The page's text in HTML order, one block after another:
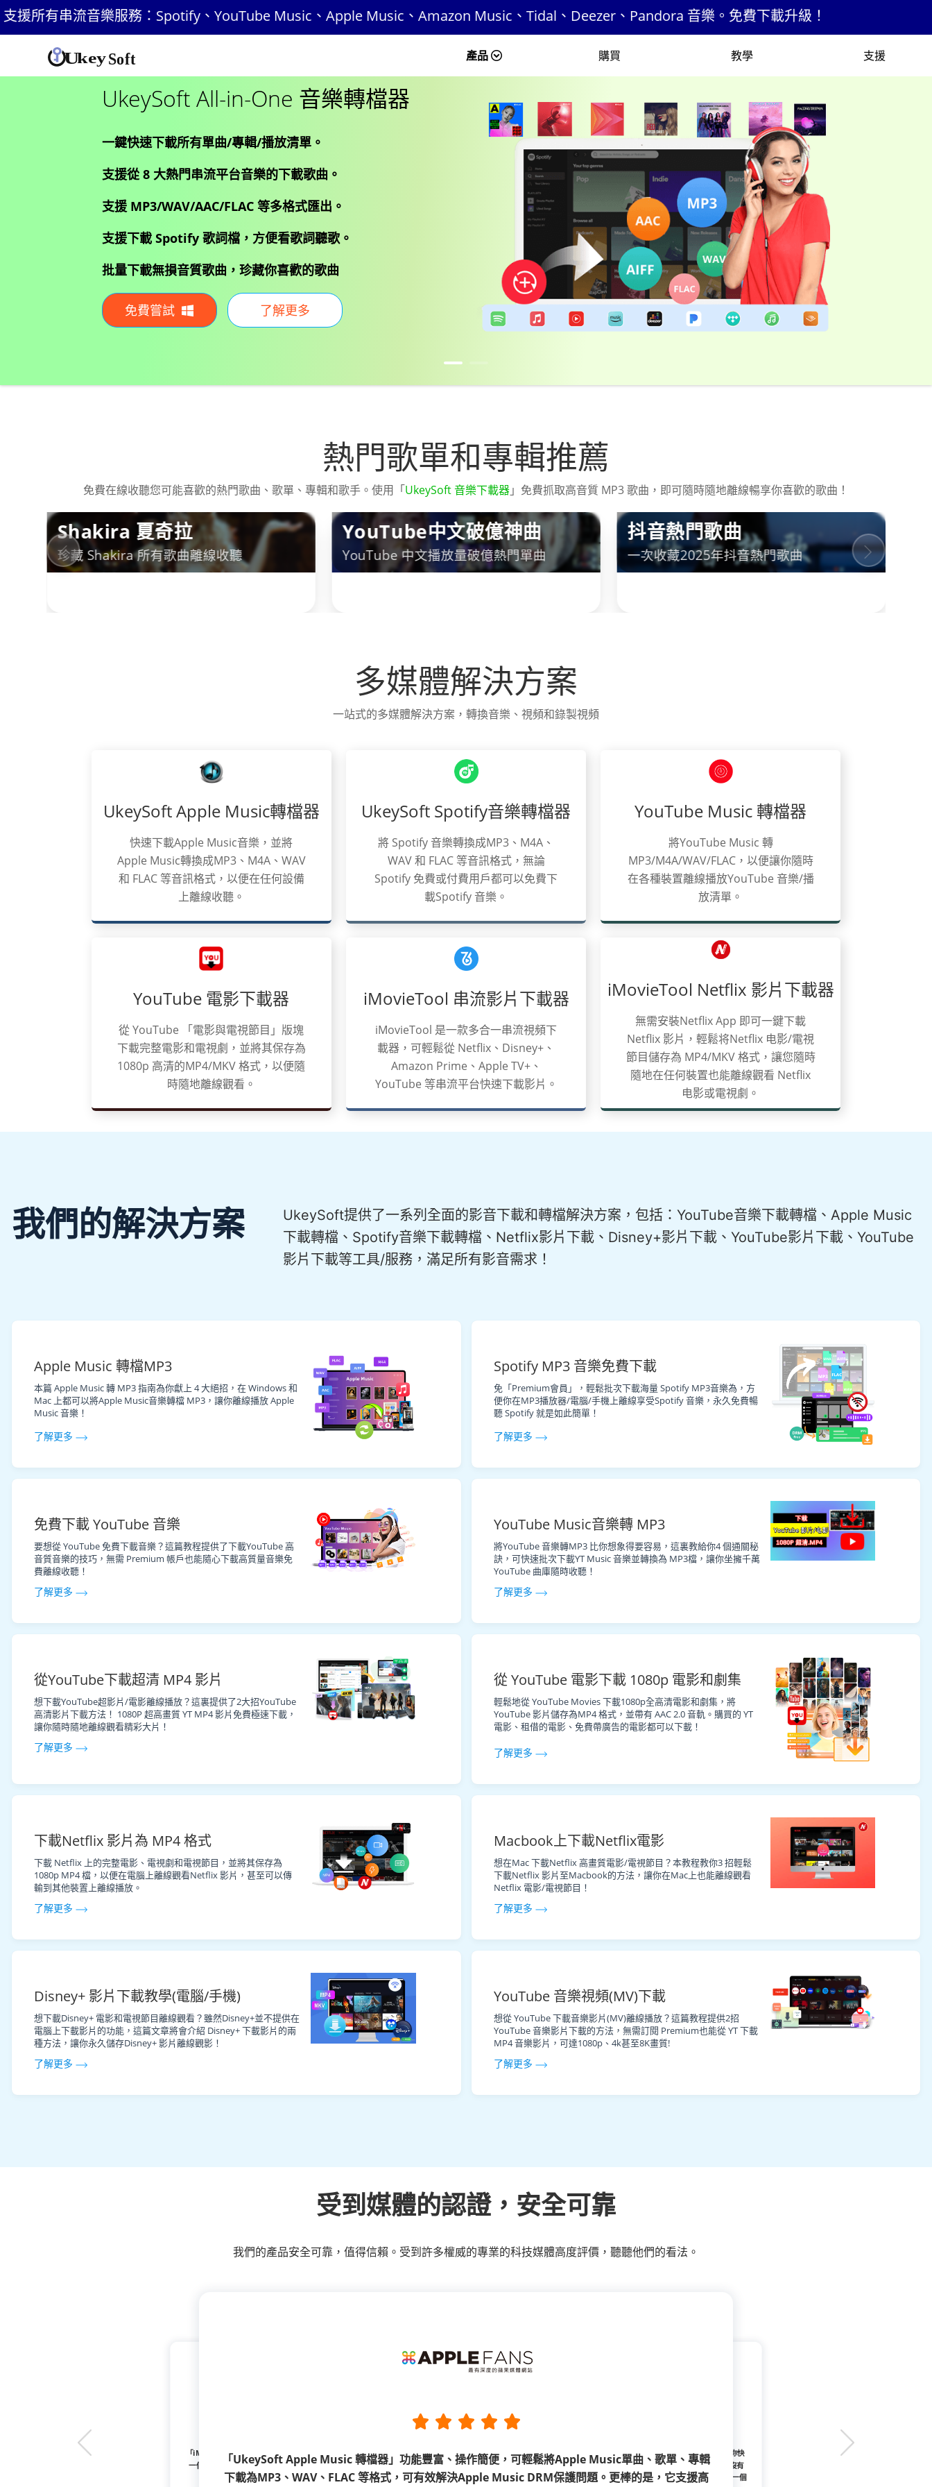
務：Spotify、YouTube Music、Apple Music、Amazon Music、Tidal、Deezer、Pandora 音樂。免費下載升級！
產品 購買 教學 支援
UkeySoft All-in-One 音樂轉檔器
一鍵快速下載所有單曲/專輯/播放清單。
支援從 8 大熱門串流平台音樂的下載歌曲。
支援 MP3/WAV/AAC/FLAC 等多格式匯出。
支援下載 Spotify 歌詞檔，方便看歌詞聽歌。
批量下載無損音質歌曲，珍藏你喜歡的歌曲
免費嘗試 了解更多
熱門歌單和專輯推薦
免費在線收聽您可能喜歡的熱門歌曲、歌單、專輯和歌手。使用「UkeySoft 音樂下載器」免費抓取高音質 MP3 歌曲，即可隨時隨地離線暢享你喜歡的歌曲！
Shakira 夏奇拉
珍藏 Shakira 所有歌曲離線收聽
YouTube中文破億神曲
YouTube 中文播放量破億熱門單曲
抖音熱門歌曲
一次收藏2025年抖音熱門歌曲
多媒體解決方案
一站式的多媒體解決方案，轉換音樂、視頻和錄製視頻
UkeySoft Apple Music轉檔器
快速下載Apple Music音樂，並將
Apple Music轉換成MP3、M4A、WAV
和 FLAC 等音訊格式，以便在任何設備
上離線收聽。
UkeySoft Spotify音樂轉檔器
將 Spotify 音樂轉換成MP3、M4A、
WAV 和 FLAC 等音訊格式，無論
Spotify 免費或付費用戶都可以免費下
載Spotify 音樂。
YouTube Music 轉檔器
將YouTube Music 轉
MP3/M4A/WAV/FLAC，以便讓你隨時
在各種裝置離線播放YouTube 音樂/播
放清單。
YouTube 電影下載器
從 YouTube 「電影與電視節目」版塊
下載完整電影和電視劇，並將其保存為
1080p 高清的MP4/MKV 格式，以便隨
時隨地離線觀看。
iMovieTool 串流影片下載器
iMovieTool 是一款多合一串流視頻下
載器，可輕鬆從 Netflix、Disney+、
Amazon Prime、Apple TV+、
YouTube 等串流平台快速下載影片。
iMovieTool Netflix 影片下載器
無需安裝Netflix App 即可一鍵下載
Netflix 影片，輕鬆将Netflix 电影/電視
節目儲存為 MP4/MKV 格式，讓您隨時
隨地在任何裝置也能離線觀看 Netflix
电影或電視劇。
我們的解決方案
UkeySoft提供了一系列全面的影音下載和轉檔解決方案，包括：YouTube音樂下載轉檔、Apple Music
下載轉檔、Spotify音樂下載轉檔、Netflix影片下載、Disney+影片下載、YouTube影片下載、YouTube
影片下載等工具/服務，滿足所有影音需求！
Apple Music 轉檔MP3
本篇 Apple Music 轉 MP3 指南為你獻上 4 大絕招，在 Windows 和
Mac 上都可以將Apple Music音樂轉檔 MP3，讓你離線播放 Apple
Music 音樂！
了解更多
Spotify MP3 音樂免費下載
免「Premium會員」，輕鬆批次下載海量 Spotify MP3音樂為，方
便你在MP3播放器/電腦/手機上離線享受Spotify 音樂，永久免費暢
聽 Spotify 就是如此簡單！
了解更多
免費下載 YouTube 音樂
要想從 YouTube 免費下載音樂？這篇教程提供了下載YouTube 高
音質音樂的技巧，無需 Premium 帳戶也能隨心下載高質量音樂免
費離線收聽！
了解更多
YouTube Music音樂轉 MP3
將YouTube 音樂轉MP3 比你想象得要容易，這裏教給你4 個通關秘
訣，可快速批次下載YT Music 音樂並轉換為 MP3檔，讓你坐擁千萬
YouTube 曲庫隨時收聽！
了解更多
從YouTube下載超清 MP4 影片
想下載YouTube超影片/電影離線播放？這裏提供了2大招YouTube
高清影片下載方法！ 1080P 超高畫質 YT MP4 影片免費極速下載，
讓你隨時隨地離線觀看精彩大片！
了解更多
從 YouTube 電影下載 1080p 電影和劇集
輕鬆地從 YouTube Movies 下載1080p全高清電影和劇集，將
YouTube 影片儲存為MP4 格式，並帶有 AAC 2.0 音軌。購買的 YT
電影、租借的電影、免費帶廣告的電影都可以下載！
了解更多
下載Netflix 影片為 MP4 格式
下載 Netflix 上的完整電影、電視劇和電視節目，並將其保存為
1080p MP4 檔，以便在電腦上離線觀看Netflix 影片，甚至可以傳
輸到其他裝置上離線播放。
了解更多
Macbook上下載Netflix電影
想在Mac 下載Netflix 高畫質電影/電視節目？本教程教你3 招輕鬆
下載Netflix 影片至Macbook的方法，讓你在Mac上也能離線觀看
Netflix 電影/電視節目！
了解更多
Disney+ 影片下載教學(電腦/手機)
想下載Disney+ 電影和電視節目離線觀看？雖然Disney+並不提供在
電腦上下載影片的功能，這篇文章將會介紹 Disney+ 下載影片的兩
種方法，讓你永久儲存Disney+ 影片離線觀影！
了解更多
YouTube 音樂視頻(MV)下載
想從 YouTube 下載音樂影片(MV)離線播放？這篇教程提供2招
YouTube 音樂影片下載的方法，無需訂閱 Premium也能從 YT 下載
MP4 音樂影片，可達1080p、4k甚至8K畫質!
了解更多
受到媒體的認證，安全可靠
我們的產品安全可靠，值得信賴。受到許多權威的專業的科技媒體高度評價，聽聽他們的看法。
Windows 和 Mac 電腦。用戶可以一次從 Disney+ 下載多部電影或整個電視劇集，幫你輕鬆收割大
量經典 Disney + 影片。這個工具能將 Disney + 影片儲存為本地MP4 或 MKV檔案，且速度快、操作
簡單，非常適合影片愛好者使用。
「iMovieTool All-in-One 影片下載器」是一個多合一串流影片下載工具，整合多個影音串流平台，
一個軟體就能輕鬆從13個不同的串流影片平臺下載精彩的電影，且下載的影片能夠轉輕鬆地轉換為
MP4/MKV 格式永久儲存，讓你在任何裝置上都能隨時都地觀看影片。
「UkeySoft Apple Music 轉檔器」功能豐富、操作簡便，可輕鬆將Apple Music單曲、歌單、專輯
下載為MP3、WAV、FLAC 等格式，可有效解決Apple Music DRM保護問題。更棒的是，它支援高
「UkeySoft Spotify 音樂轉檔器」是一款多合一 Spotify 音樂下載神器和音樂檔管理工具，讓你快
速下載 Spotify 歌曲、播放清單、專輯和播客並轉換為 MP3、WAV、FLAC 等多種格式，即使沒有
Premium 帳戶也能免費下載 Spotify 音樂，支援批量下載，並保留 ID3 標籤和原始音質。這是一個
YouTube Music 歌曲、播放列表、專輯和音樂視頻（MV）下載並轉檔成 MP3、AAC 等格式，支援
高速批次轉檔、多種匯出格式、高音質輸出等優點，是免費抓歌的好幫手！無論使用哪種裝置，都能
離線聆聽你喜愛的歌曲，不受限！